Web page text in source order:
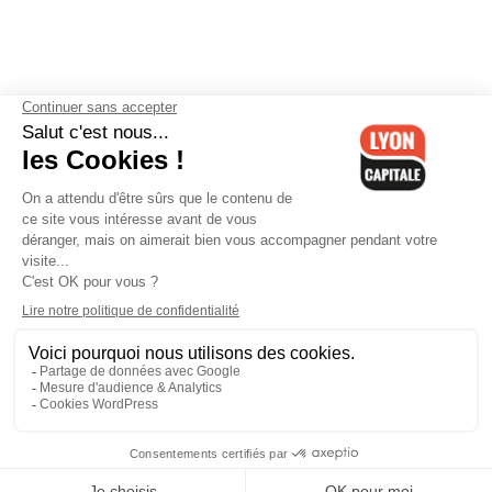
Contactez-nous-Mentions légales-CGV-Politique de
confidentialité-Gestion des cookies
Cedex 06